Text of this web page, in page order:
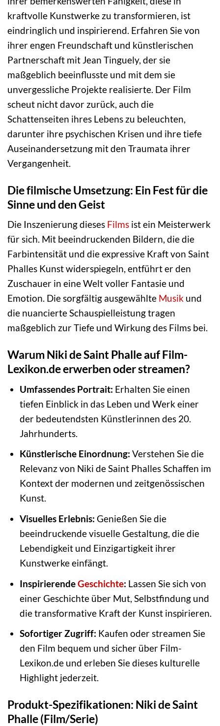
kraftvolle Kunstwerke zu transformieren, ist
eindringlich und inspirierend. Erfahren Sie von
ihrer engen Freundschaft und künstlerischen
Partnerschaft mit Jean Tinguely, der sie
maßgeblich beeinflusste und mit dem sie
unvergessliche Projekte realisierte. Der Film
scheut nicht davor zurück, auch die
Schattenseiten ihres Lebens zu beleuchten,
darunter ihre psychischen Krisen und ihre tiefe
Auseinandersetzung mit den Traumata ihrer
Vergangenheit.
Die filmische Umsetzung: Ein Fest für die
Sinne und den Geist
Die Inszenierung dieses Films ist ein Meisterwerk
für sich. Mit beeindruckenden Bildern, die die
Farbintensität und die expressive Kraft von Saint
Phalles Kunst widerspiegeln, entführt er den
Zuschauer in eine Welt voller Fantasie und
Emotion. Die sorgfältig ausgewählte Musik und
die nuancierte Schauspielleistung tragen
maßgeblich zur Tiefe und Wirkung des Films bei.
Warum Niki de Saint Phalle auf Film-
Lexikon.de erwerben oder streamen?
Umfassendes Portrait: Erhalten Sie einen
tiefen Einblick in das Leben und Werk einer
der bedeutendsten Künstlerinnen des 20.
Jahrhunderts.
Künstlerische Einordnung: Verstehen Sie die
Relevanz von Niki de Saint Phalles Schaffen im
Kontext der modernen und zeitgenössischen
Kunst.
Visuelles Erlebnis: Genießen Sie die
beeindruckende visuelle Gestaltung, die die
Lebendigkeit und Einzigartigkeit ihrer
Kunstwerke einfängt.
InspirierendeGeschichte: Lassen Sie sich von
einer Geschichte über Mut, Selbstfindung und
die transformative Kraft der Kunst inspirieren.
Sofortiger Zugriff: Kaufen oder streamen Sie
den Film bequem und sicher über Film-
Lexikon.de und erleben Sie dieses kulturelle
Highlight jederzeit.
Produkt-Spezifikationen: Niki de Saint
Phalle (Film/Serie)